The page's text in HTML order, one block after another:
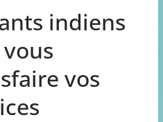
indiens
vos